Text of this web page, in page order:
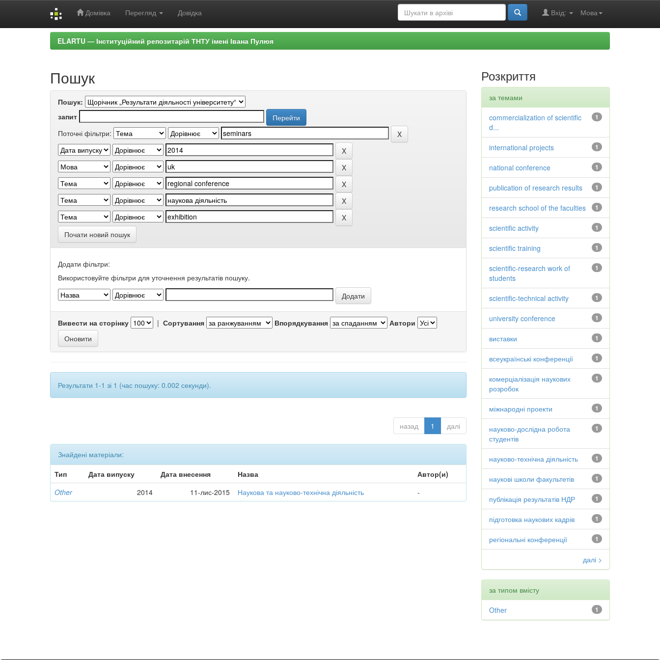
Домівка Перегляд Довідка Мова
Вхід:
ELARTU — Інституційний репозитарій ТНТУ імені Івана Пулюя
Пошук
Пошук:
запит
Поточні фільтри:
Почати новий пошук
Додати фільтри:
Використовуйте фільтри для уточнення результатів пошуку.
Вивести на сторінку | Сортування Впорядкування Автори
Результати 1-1 зі 1 (час пошуку: 0.002 секунди).
назад 1 далі
Знайдені матеріали:
Тип
Дата випуску Дата внесення Назва
Автор(и)
Other
2014 11-лис-2015 Наукова та науково-технічна діяльність -
Розкриття
за темами
1
commercialization of scientific
d...
1
international projects
1
national conference
1
publication of research results
1
research school of the faculties
1
scientific activity
1
scientific training
1
scientific-research work of
students
1
scientific-technical activity
1
university conference
1
виставки
1
всеукраїнські конференції
1
комерціалізація наукових
розробок
1
міжнародні проекти
1
науково-дослідна робота
студентів
1
науково-технічна діяльність
1
наукові школи факультетів
1
публікація результатів НДР
1
підготовка наукових кадрів
1
регіональні конференції
далі >
за типом вмісту
1
Other